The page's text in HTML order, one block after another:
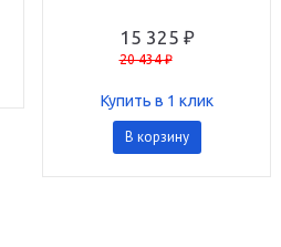
15 325 ₽
20 434 ₽
Купить в 1 клик
В корзину